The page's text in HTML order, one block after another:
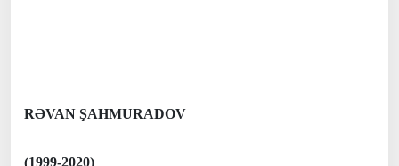
RƏVAN ŞAHMURADOV
(1999-2020)